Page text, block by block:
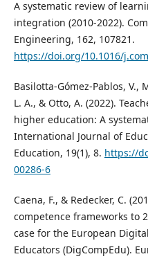
A systematic review of
integration (2010-2022).
Engineering, 162, 107821.
https://doi.org/10.1016/
Basilotta-Gómez-Pablos, V.,
L. A., & Otto, A. (2022).
higher education: A
International Journal of
Education, 19(1), 8. https://
00286-6
Caena, F., & Redecker, C.
competence frameworks to
case for the European
Educators (DigCompEdu).